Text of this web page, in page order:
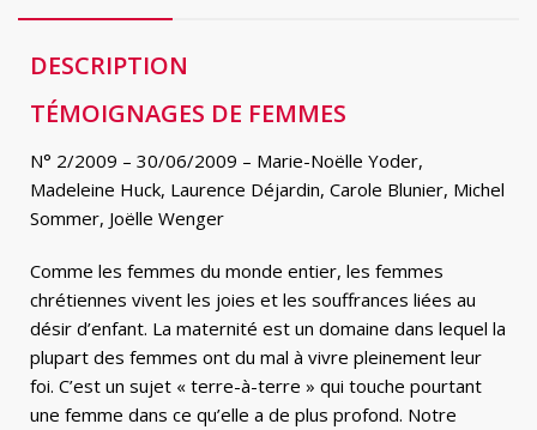
DESCRIPTION
TÉMOIGNAGES DE FEMMES
N° 2/2009 – 30/06/2009 – Marie-Noëlle Yoder,
Madeleine Huck, Laurence Déjardin, Carole Blunier, Michel
Sommer, Joëlle Wenger
Comme les femmes du monde entier, les femmes
chrétiennes vivent les joies et les souffrances liées au
désir d’enfant. La maternité est un domaine dans lequel la
plupart des femmes ont du mal à vivre pleinement leur
foi. C’est un sujet « terre-à-terre » qui touche pourtant
une femme dans ce qu’elle a de plus profond. Notre